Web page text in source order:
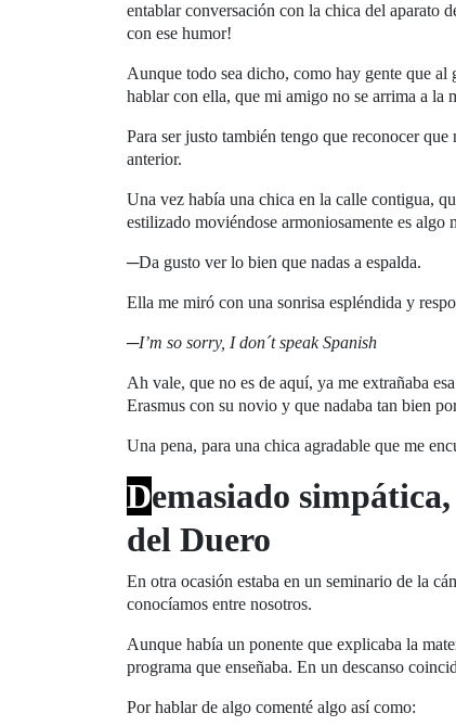
entablar conversación con la chica del aparato
con ese humor!
Aunque todo sea dicho, como hay gente que
hablar con ella, que mi amigo no se arrima a la
Para ser justo también tengo que reconocer
anterior.
Una vez había una chica en la calle contigua,
estilizado moviéndose armoniosamente es
─Da gusto ver lo bien que nadas a espalda.
Ella me miró con una sonrisa espléndida y
─I’m so sorry, I don´t speak Spanish
Ah vale, que no es de aquí, ya me extrañaba
Erasmus con su novio y que nadaba tan bien
Una pena, para una chica agradable que me
Demasiado
del Duero
En otra ocasión estaba en un seminario de la
conocíamos entre nosotros.
Aunque había un ponente que explicaba la
programa que enseñaba. En un descanso
Por hablar de algo comenté algo así como: